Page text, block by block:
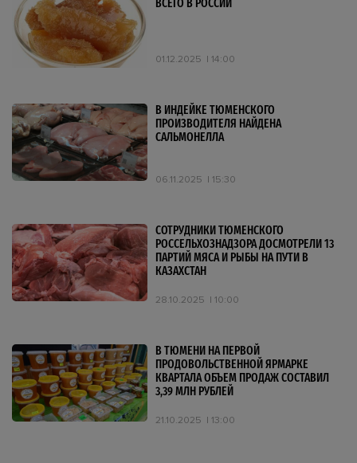
ВСЕГО В РОССИИ
01.12.2025 14:00
В ИНДЕЙКЕ ТЮМЕНСКОГО
ПРОИЗВОДИТЕЛЯ НАЙДЕНА
САЛЬМОНЕЛЛА
06.11.2025 15:30
СОТРУДНИКИ ТЮМЕНСКОГО
РОССЕЛЬХОЗНАДЗОРА ДОСМОТРЕЛИ 13
ПАРТИЙ МЯСА И РЫБЫ НА ПУТИ В
КАЗАХСТАН
28.10.2025 10:00
В ТЮМЕНИ НА ПЕРВОЙ
ПРОДОВОЛЬСТВЕННОЙ ЯРМАРКЕ
КВАРТАЛА ОБЪЕМ ПРОДАЖ СОСТАВИЛ
3,39 МЛН РУБЛЕЙ
21.10.2025 13:00